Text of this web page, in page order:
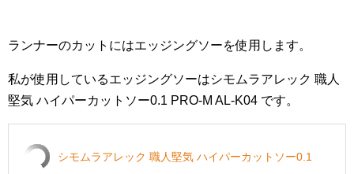
ランナーのカットにはエッジングソーを使用します。
私が使用しているエッジングソーはシモムラアレック 職人
堅気 ハイパーカットソー0.1 PRO-M AL-K04 です。
シモムラアレック 職人堅気 ハイパーカットソー0.1